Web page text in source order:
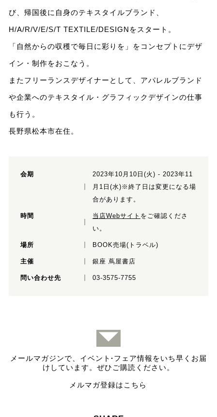
び、帰国後に自身のテキスタイルブランド、
H/A/R/V/E/S/T TEXTILE/DESIGNをスタート。
「自然からの収穫で毎日に彩りを」をコンセプトにデザ
イン・制作をおこなう。
またフリーランスデザイナーとして、アパレルブランド
や企業へのテキスタイル・グラフィックデザインの仕事
も行う。
長野県松本市在住。
会期
2023年10月10日(火) - 2023年11
月1日(水)※終了日は変更になる場
合があります。
時間 当店Webサイト をご確認くださ
い。
場所 BOOK売場(トラベル)
主催 銀座 蔦屋書店
問い合わせ先 03-3575-7755
メールマガジンで、イベント ·フェア情報をいち早くお届
けしています。ぜひご購読ください。
メルマガ登録はこちら